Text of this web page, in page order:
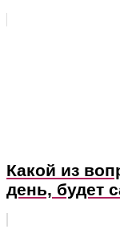
Какой из
день, будет